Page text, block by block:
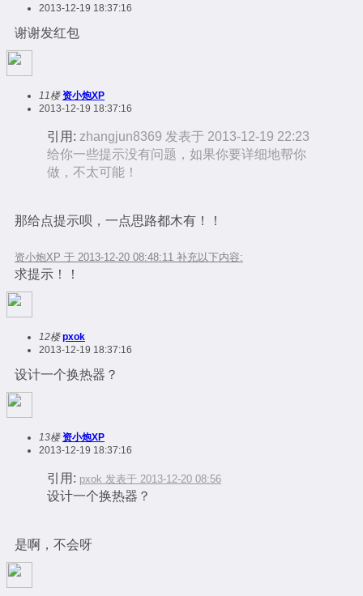
2013-12-19 18:37:16
谢谢发红包
11楼 资小炮XP
2013-12-19 18:37:16
引用: zhangjun8369 发表于 2013-12-19 22:23
给你一些提示没有问题，如果你要详细地帮你
做，不太可能！
那给点提示呗，一点思路都木有！！
资小炮XP 于 2013-12-20 08:48:11 补充以下内容:
求提示！！
12楼 pxok
2013-12-19 18:37:16
设计一个换热器？
13楼 资小炮XP
2013-12-19 18:37:16
引用: pxok 发表于 2013-12-20 08:56
设计一个换热器？
是啊，不会呀